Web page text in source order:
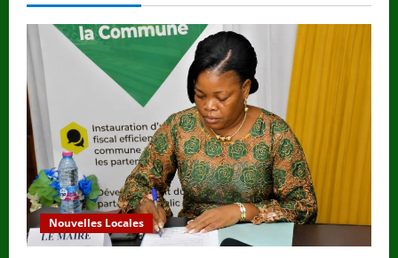
R
e
a
d
i
n
g
Nouvelles Locales